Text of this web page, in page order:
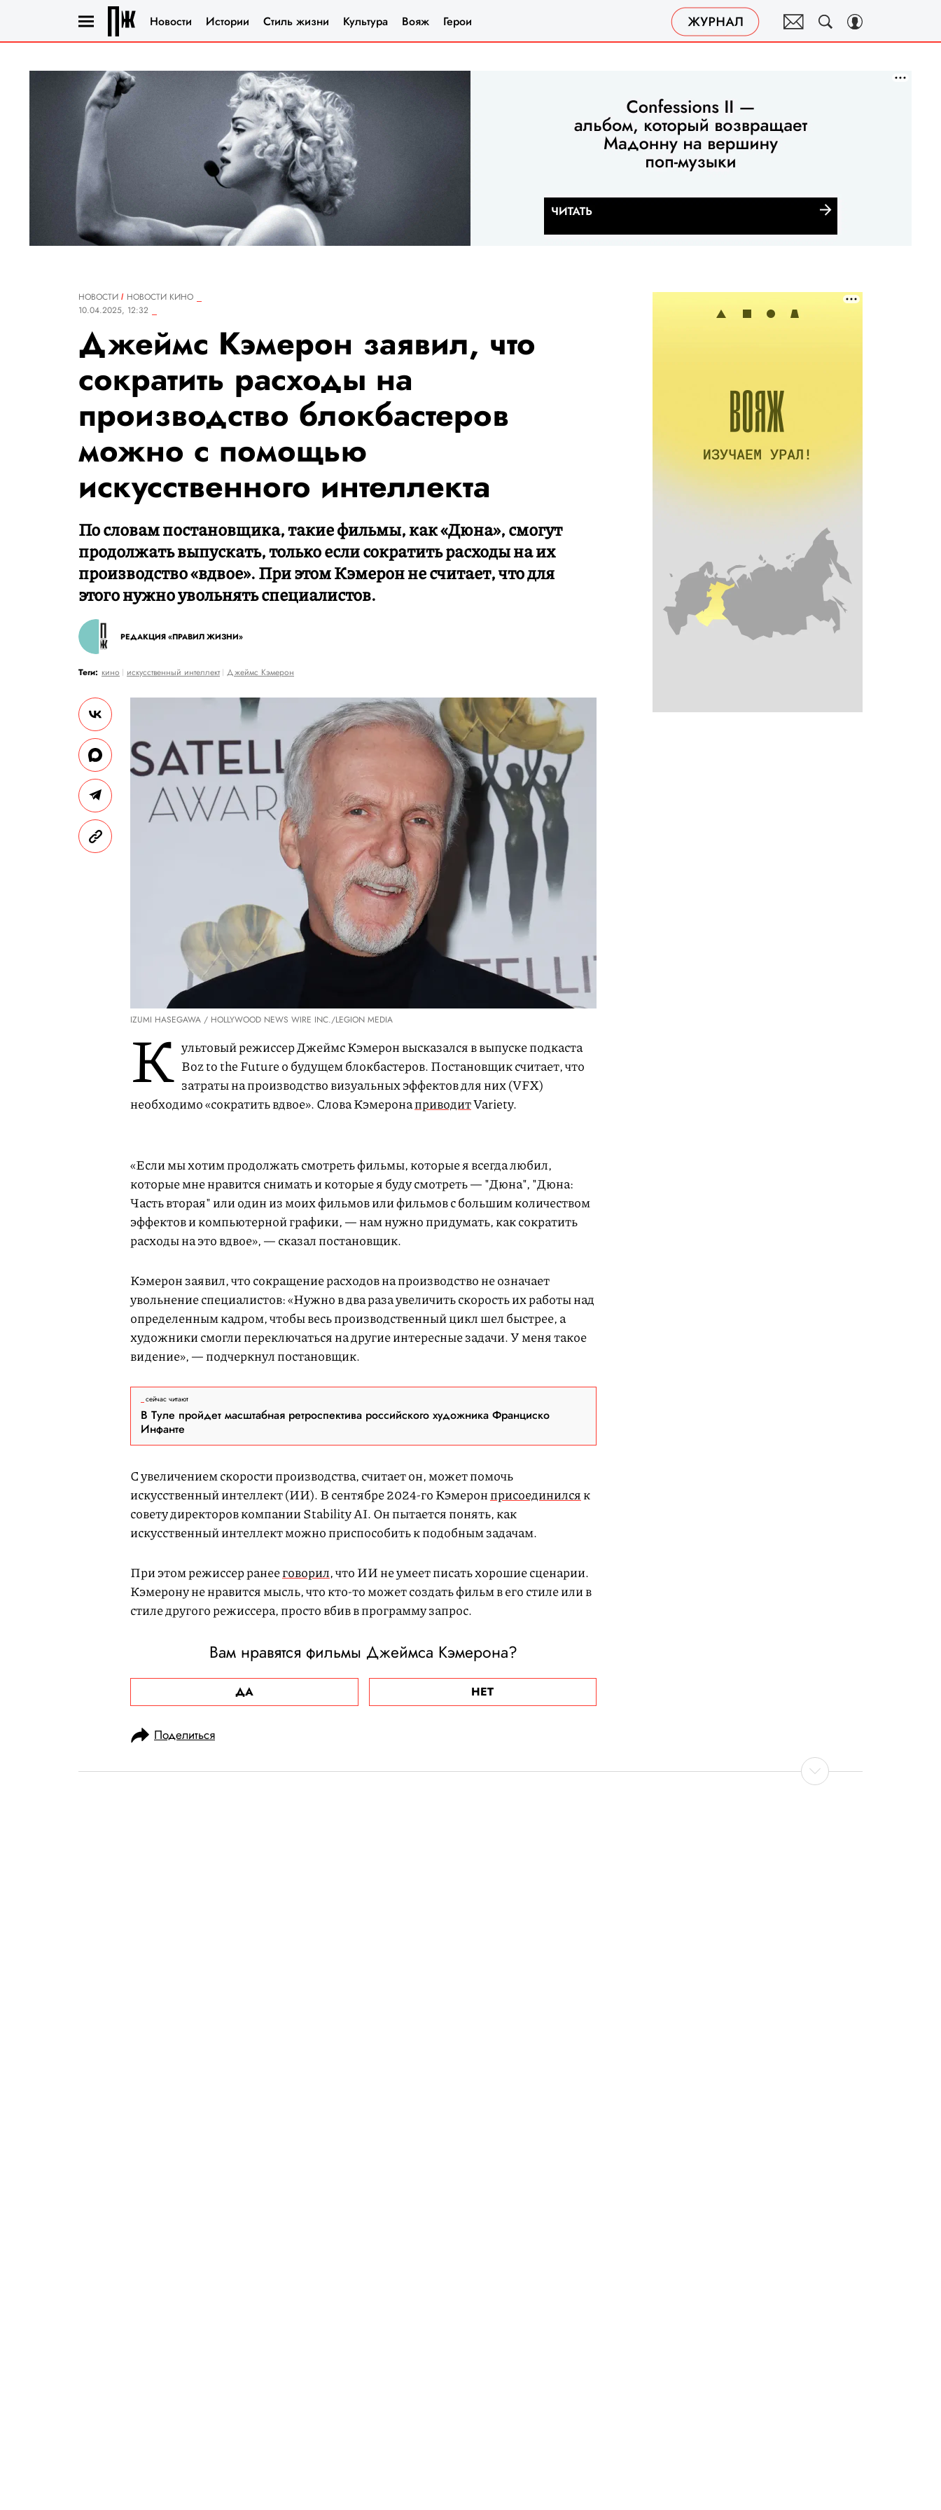
Новости Истории Стиль жизни Культура Вояж Герои
НОВОСТИ
НОВОСТИ КИНО
10.04.2025, 12:32
Джеймс Кэмерон заявил, что
сократить расходы на
производство блокбастеров
можно с помощью
искусственного интеллекта
По словам постановщика, такие фильмы, как «Дюна», смогут
продолжать выпускать, только если сократить расходы на их
производство «вдвое». При этом Кэмерон не считает, что для
этого нужно увольнять специалистов.
РЕДАКЦИЯ «ПРАВИЛ ЖИЗНИ»
Теги: кино искусственный интеллект Джеймс Кэмерон
IZUMI HASEGAWA / HOLLYWOOD NEWS WIRE INC./LEGION MEDIA
К ультовый режиссер Джеймс Кэмерон высказался в выпуске подкаста
Boz to the Future о будущем блокбастеров. Постановщик считает, что
затраты на производство визуальных эффектов для них (VFX)
необходимо «сократить вдвое». Слова КэмеронаприводитVariety.
«Если мы хотим продолжать смотреть фильмы, которые я всегда любил,
которые мне нравится снимать и которые я буду смотреть — "Дюна", "Дюна:
Часть вторая" или один из моих фильмов или фильмов с большим количеством
эффектов и компьютерной графики, — нам нужно придумать, как сократить
расходы на это вдвое», — сказал постановщик.
Кэмерон заявил, что сокращение расходов на производство не означает
увольнение специалистов: «Нужно в два раза увеличить скорость их работы над
определенным кадром, чтобы весь производственный цикл шел быстрее, а
художники смогли переключаться на другие интересные задачи. У меня такое
видение», — подчеркнул постановщик.
сейчас читают
В Туле пройдет масштабная ретроспектива российского художника Франциско
Инфанте
С увеличением скорости производства, считает он, может помочь
искусственный интеллект (ИИ). В сентябре 2024-го Кэмеронприсоединилсяк
совету директоров компании Stability AI. Он пытается понять, как
искусственный интеллект можно приспособить к подобным задачам.
При этом режиссер ранееговорил, что ИИ не умеет писать хорошие сценарии.
Кэмерону не нравится мысль, что кто-то может создать фильм в его стиле или в
стиле другого режиссера, просто вбив в программу запрос.
Вам нравятся фильмы Джеймса Кэмерона?
ДА НЕТ
Поделиться